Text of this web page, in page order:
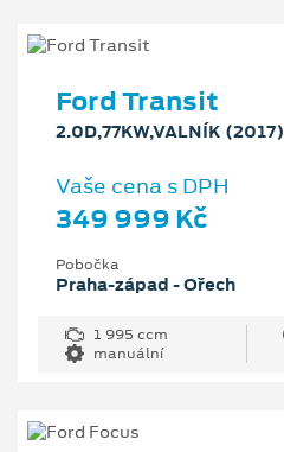
Ford Transit
2.0D,77KW,VALNÍK (2017)
Vaše cena s DPH
349 999 Kč
Pobočka
Praha-západ - Ořech
1 995 ccm
manuální